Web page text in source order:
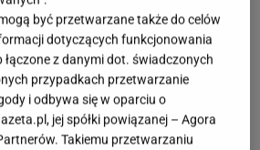
ale w kółko robisz te same
stawiasz pierwsze
chcesz się zrazić trudnym
specjalnie dla ciebie. Babka
i tak pyszna, że znika, zanim
. Co jeszcze w niej takiego
być przetwarzane także do celów
dotyczących funkcjonowania
z danymi dot. świadczonych
przypadkach przetwarzanie
i odbywa się w oparciu o
jej spółki powiązanej – Agora
Takiemu przetwarzaniu